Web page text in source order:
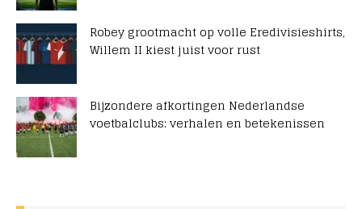
Robey grootmacht op volle Eredivisieshirts,
Willem II kiest juist voor rust
Bijzondere afkortingen Nederlandse
voetbalclubs: verhalen en betekenissen